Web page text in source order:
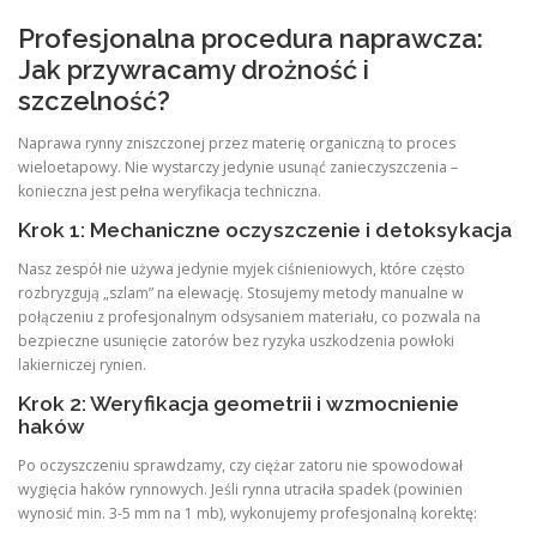
Profesjonalna procedura naprawcza:
Jak przywracamy drożność i
szczelność?
Naprawa rynny zniszczonej przez materię organiczną to proces
wieloetapowy. Nie wystarczy jedynie usunąć zanieczyszczenia –
konieczna jest pełna weryfikacja techniczna.
Krok 1: Mechaniczne oczyszczenie i detoksykacja
Nasz zespół nie używa jedynie myjek ciśnieniowych, które często
rozbryzgują „szlam” na elewację. Stosujemy metody manualne w
połączeniu z profesjonalnym odsysaniem materiału, co pozwala na
bezpieczne usunięcie zatorów bez ryzyka uszkodzenia powłoki
lakierniczej rynien.
Krok 2: Weryfikacja geometrii i wzmocnienie
haków
Po oczyszczeniu sprawdzamy, czy ciężar zatoru nie spowodował
wygięcia haków rynnowych. Jeśli rynna utraciła spadek (powinien
wynosić min. 3-5 mm na 1 mb), wykonujemy profesjonalną korektę: